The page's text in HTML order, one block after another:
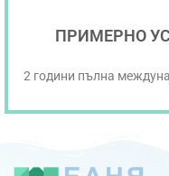
ПРИМЕРНО
2 години пълна